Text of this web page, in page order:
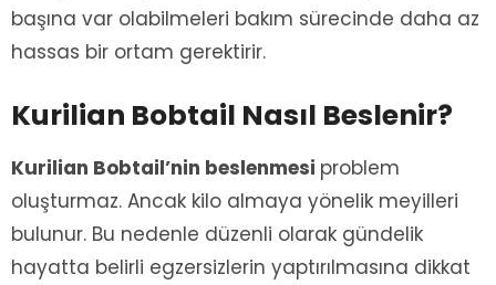
başına var olabilmeleri bakım sürecinde daha az
hassas bir ortam gerektirir.
Kurilian Bobtail Nasıl Beslenir?
Kurilian Bobtail’nin beslenmesi problem
oluşturmaz. Ancak kilo almaya yönelik meyilleri
bulunur. Bu nedenle düzenli olarak gündelik
hayatta belirli egzersizlerin yaptırılmasına dikkat